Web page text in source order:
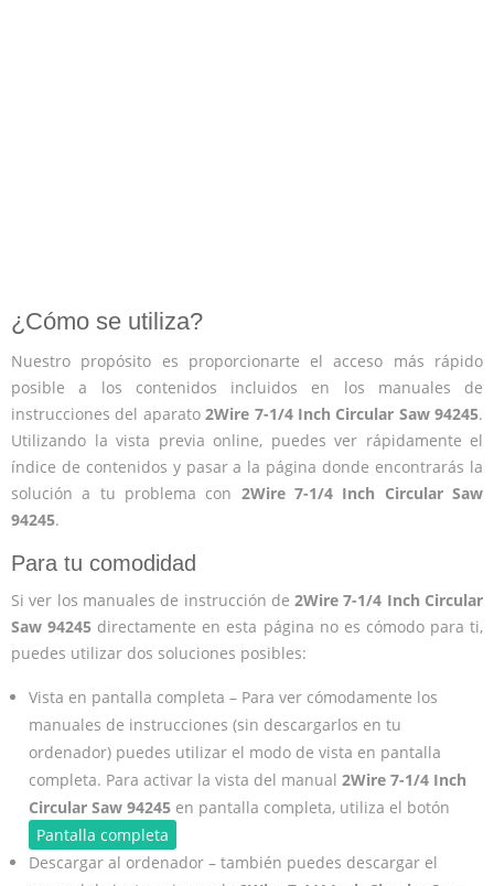
¿Cómo se utiliza?
Nuestro propósito es proporcionarte el acceso más rápido
posible a los contenidos incluidos en los manuales de
instrucciones del aparato2Wire 7-1/4 Inch Circular Saw 94245.
Utilizando la vista previa online, puedes ver rápidamente el
índice de contenidos y pasar a la página donde encontrarás la
solución a tu problema con 2Wire 7-1/4 Inch Circular Saw
94245.
Para tu comodidad
Si ver los manuales de instrucción de2Wire 7-1/4 Inch Circular
Saw 94245 directamente en esta página no es cómodo para ti,
puedes utilizar dos soluciones posibles:
Vista en pantalla completa – Para ver cómodamente los
manuales de instrucciones (sin descargarlos en tu
ordenador) puedes utilizar el modo de vista en pantalla
completa. Para activar la vista del manual 2Wire 7-1/4 Inch
Circular Saw 94245en pantalla completa, utiliza el botón
Pantalla completa
Descargar al ordenador – también puedes descargar el